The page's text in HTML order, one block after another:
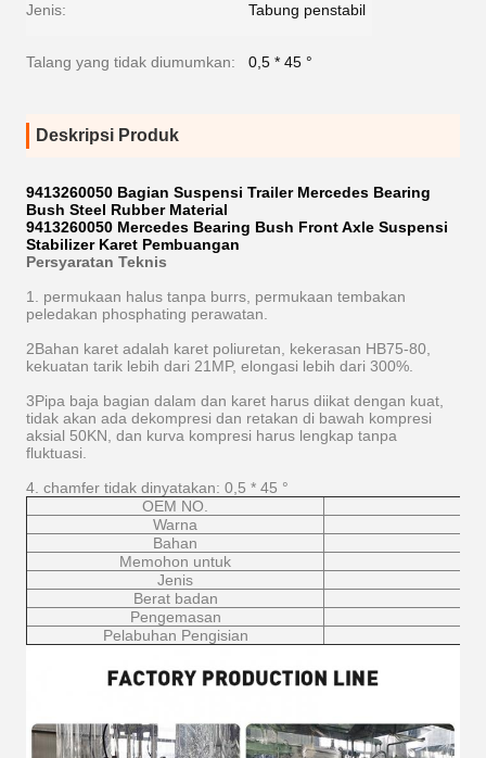
Jenis: Tabung penstabil
Talang yang tidak diumumkan: 0,5 * 45 °
Deskripsi Produk
9413260050 Bagian Suspensi Trailer Mercedes Bearing
Bush Steel Rubber Material
9413260050 Mercedes Bearing Bush Front Axle Suspensi
Stabilizer Karet Pembuangan
Persyaratan Teknis
1. permukaan halus tanpa burrs, permukaan tembakan
peledakan phosphating perawatan.
2Bahan karet adalah karet poliuretan, kekerasan HB75-80,
kekuatan tarik lebih dari 21MP, elongasi lebih dari 300%.
3Pipa baja bagian dalam dan karet harus diikat dengan kuat,
tidak akan ada dekompresi dan retakan di bawah kompresi
aksial 50KN, dan kurva kompresi harus lengkap tanpa
fluktuasi.
4. chamfer tidak dinyatakan: 0,5 * 45 °
OEM NO.
Warna
Bahan
Memohon untuk
Jenis
Berat badan
Pengemasan
Pelabuhan Pengisian